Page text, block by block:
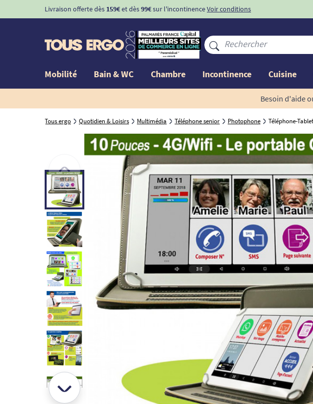
Livraison offerte dès 159€et dès99€sur l'incontinenceVoir conditions
Mobilité Bain & WC Chambre Incontinence Cuisine
Besoin d'aide
Tous ergo Quotidien & Loisirs Multimédia Téléphone senior Photophone Téléphone-